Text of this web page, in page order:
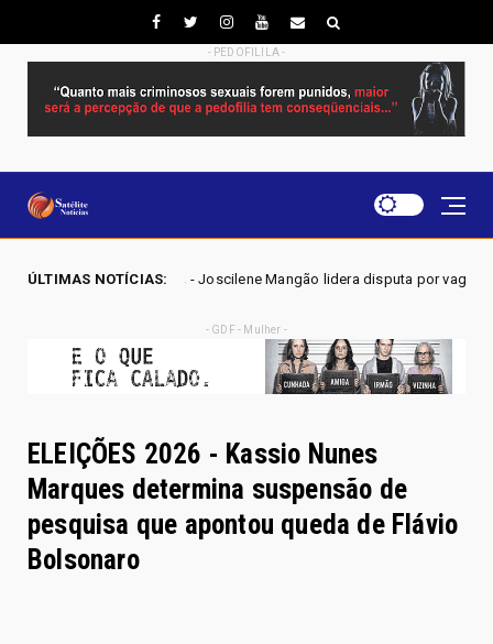
- PEDOFILILA -
ÚLTIMAS NOTÍCIAS:
Joscilene Mangão lidera disputa por vaga na Alego em Novo Gama,
- GDF - Mulher -
ELEIÇÕES 2026 - Kassio Nunes
Marques determina suspensão de
pesquisa que apontou queda de Flávio
Bolsonaro